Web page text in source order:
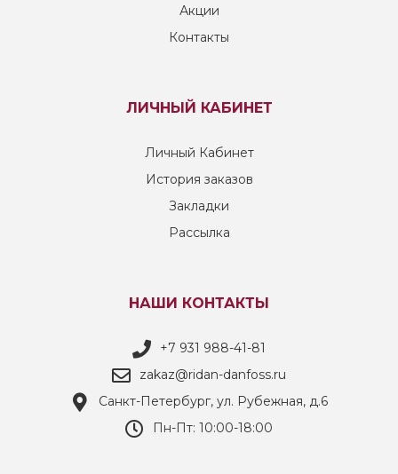
Акции
Контакты
ЛИЧНЫЙ КАБИНЕТ
Личный Кабинет
История заказов
Закладки
Рассылка
НАШИ КОНТАКТЫ
+7 931 988-41-81
zakaz@ridan-danfoss.ru
Санкт-Петербург, ул. Рубежная, д.6
Пн-Пт: 10:00-18:00